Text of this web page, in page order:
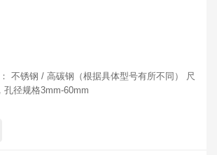
，孔径规格3mm-60mm